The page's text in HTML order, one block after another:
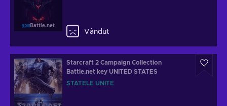
Battle.net
Vândut
Starcraft 2 Campaign Collection
Battle.net key UNITED STATES
STATELE UNITE